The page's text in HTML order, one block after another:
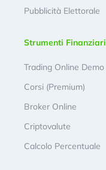
Pubblicità Elettorale
Strumenti Finanziari
Trading Online Demo
Corsi (Premium)
Broker Online
Criptovalute
Calcolo Percentuale